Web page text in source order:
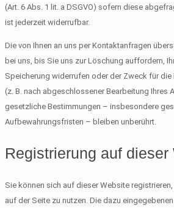
(Art. 6 Abs. 1 lit. a DSGVO) sofern diese
ist jederzeit widerrufbar.
Die von Ihnen an uns per Kontaktanfragen
bei uns, bis Sie uns zur Löschung auffordern,
Speicherung widerrufen oder der Zweck für
(z. B. nach abgeschlossener Bearbeitung Ihres
gesetzliche Bestimmungen – insbesondere
Aufbewahrungsfristen – bleiben unberührt.
Registrierung auf dieser
Sie können sich auf dieser Website
auf der Seite zu nutzen. Die dazu